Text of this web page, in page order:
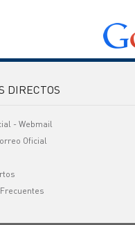
DIRECTOS
- Webmail
Oficial